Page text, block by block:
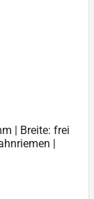
| Breite: frei
|